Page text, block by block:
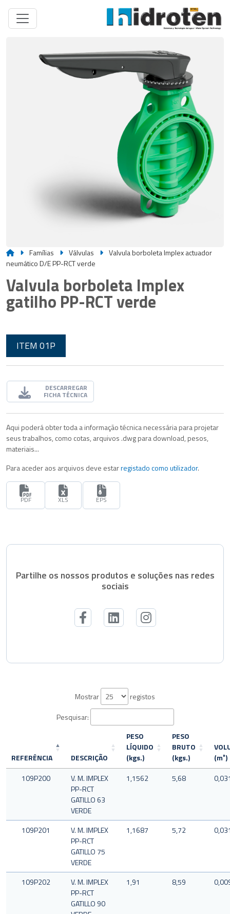
Famílias Válvulas
Valvula borboleta Implex actuador
neumático D/E PP-RCT verde
Valvula borboleta Implex
gatilho PP-RCT verde
ITEM 01P
DESCARREGAR
FICHA TÉCNICA
Aqui poderá obter toda a informação técnica necessária para projetar
seus trabalhos, como cotas, arquivos .dwg para download, pesos,
materiais...
Para aceder aos arquivos deve estarregistado como utilizador.
PDF XLS EPS
Partilhe os nossos produtos e soluções nas redes
sociais
Mostrar
registos
Pesquisar:
REFERÊNCIA DESCRIÇÃO
PESO
LÍQUIDO
(kgs.)
PESO
BRUTO
(kgs.)
(m³)
109P200
V. M. IMPLEX
PP-RCT
GATILLO 63
VERDE
1,1562 5,68
109P201
V. M. IMPLEX
PP-RCT
GATILLO 75
VERDE
1,1687 5,72
109P202
V. M. IMPLEX
PP-RCT
GATILLO 90
1,91 8,59